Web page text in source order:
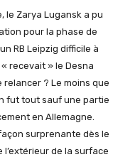
le Zarya Lugansk a pu
pour la phase de
RB Leipzig difficile à
recevait » le Desna
relancer ? Le moins que
fut tout sauf une partie
en Allemagne.
surprenante dès le
de la surface